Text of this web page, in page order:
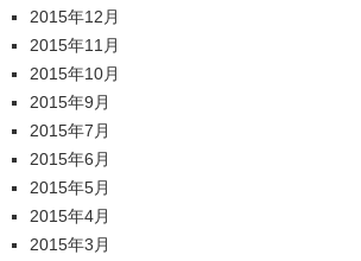
2015年12月
2015年11月
2015年10月
2015年9月
2015年7月
2015年6月
2015年5月
2015年4月
2015年3月